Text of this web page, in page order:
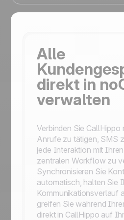
Alle
direkt in
verwalten
Verbinden Sie CallHippo
Anrufe zu tätigen, SMS
jede Interaktion mit
zentralen Workflow zu
Synchronisieren Sie
automatisch, halten Sie
Kommunikationsverlauf
greifen Sie während
direkt in CallHippo auf